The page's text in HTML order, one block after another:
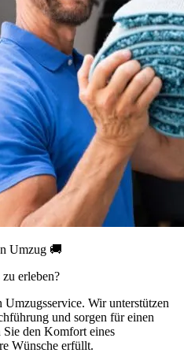
Umzug 🚚
erleben?
Umzugsservice. Wir unterstützen
und sorgen für einen
den Komfort eines
Wünsche erfüllt.